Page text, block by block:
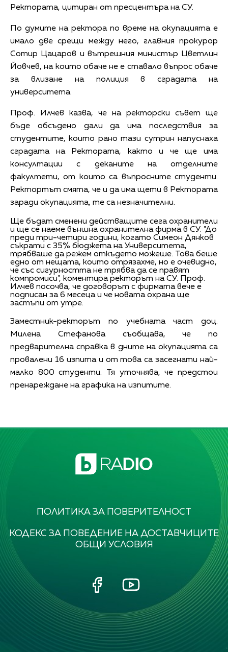
Ректората, цитиран от пресцентъра на СУ.
По думите на ректора по време на окупацията е
имало две срещи между него, главния прокурор
Сотир Цацаров и вътрешния министър Цветлин
Йовчев, на които обаче не е ставало въпрос обаче
за влизане на полиция в сградата на
университета.
Проф. Илчев казва, че на ректорски съвет ще
бъде обсъдено дали да има последствия за
студентите, които рано тази сутрин напуснаха
сградата на Ректората, както и че ще има
консултации с деканите на отделните
факултети, от които са въпросните студенти.
Ректортът смята, че и да има щети в Ректората
заради окупацията, те са незначителни.
Ще бъдат сменени действащите сега охранители
и ще се наеме външна охранителна фирма в СУ. "До
преди три-четири години, когато Симеон Дянков
съкрати с 35% бюджета на Университета,
трябваше да режем откъдето можеше. Това беше
едно от нещата, които отрязахме, но е очевидно,
че със сигурността не трябва да се правят
компромиси", коментира ректорът на СУ. Проф.
Илчев посочва, че договорът с фирмата вече е
подписан за 6 месеца и че новата охрана ще
застъпи от утре.
Заместник-ректорът по учебната част доц.
Милена Стефанова съобщава, че по
предварителна справка в дните на окупацията са
провалени 16 изпита и от това са засегнати най-
малко 800 студенти. Тя уточнява, че предстои
пренареждане на графика на изпитите.
ПОЛИТИКА ЗА ПОВЕРИТЕЛНОСТ
КОДЕКС ЗА ПОВЕДЕНИЕ НА ДОСТАВЧИЦИТЕ
ОБЩИ УСЛОВИЯ